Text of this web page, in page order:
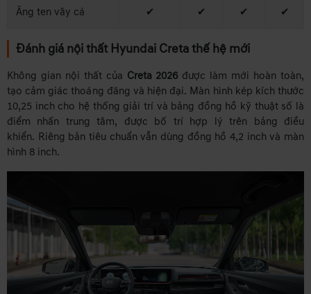
Ăng ten vây cá ✔ ✔ ✔ ✔
Đánh giá nội thất Hyundai Creta thế hệ mới
Không gian nội thất của Creta 2026 được làm mới hoàn toàn,
tạo cảm giác thoáng đãng và hiện đại. Màn hình kép kích thước
10,25 inch cho hệ thống giải trí và bảng đồng hồ kỹ thuật số là
điểm nhấn trung tâm, được bố trí hợp lý trên bảng điều
khiển. Riêng bản tiêu chuẩn vẫn dùng đồng hồ 4,2 inch và màn
hình 8 inch.